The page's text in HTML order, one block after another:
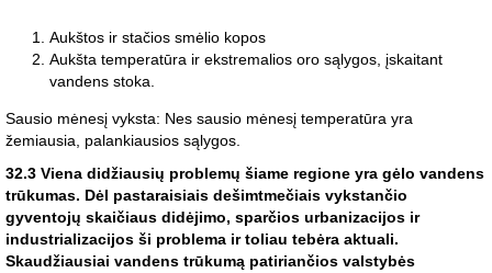
Aukštos ir stačios smėlio kopos
Aukšta temperatūra ir ekstremalios oro sąlygos, įskaitant
vandens stoka.
Sausio mėnesį vyksta: Nes sausio mėnesį temperatūra yra
žemiausia, palankiausios sąlygos.
32.3 Viena didžiausių problemų šiame regione yra gėlo vandens
trūkumas. Dėl pastaraisiais dešimtmečiais vykstančio
gyventojų skaičiaus didėjimo, sparčios urbanizacijos ir
industrializacijos ši problema ir toliau tebėra aktuali.
Skaudžiausiai vandens trūkumą patiriančios valstybės